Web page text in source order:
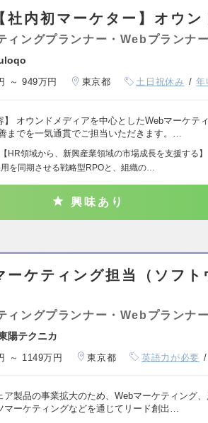
【社内初マーケター】オウ
ィングプランナー・Webプランナー
～ 949万円 東京都 土日祝休み 年
】 オウンドメディアを中心としたWebマーケテ
までを一気通貫でご担当いただきます。…
【HR領域から、新興産業領域の市場成長を支援する
を同期させる戦略型RPOと、組織の…
興味あり
ーケティング担当（ソフ
ィングプランナー・Webプランナー
陽テクニカ
～ 1149万円 東京都 英語力が必要
ア製品の事業拡大のため、Webマーケティング、
マーケティングなどを通じてリード創出…